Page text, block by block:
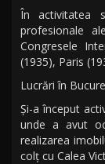
În activitatea
profesionale
Congresele
(1935), Paris
Lucrări în
Şi-a început
unde a avut
realizarea
colţ cu Calea